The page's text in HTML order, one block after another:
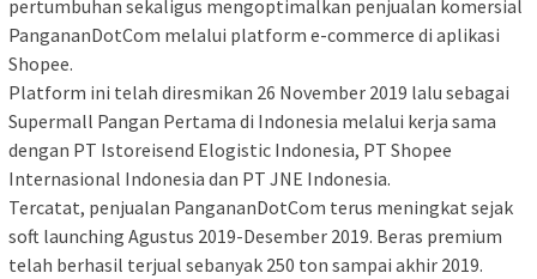
pertumbuhan sekaligus mengoptimalkan penjualan komersial
PangananDotCom melalui platform e-commerce di aplikasi
Shopee.
Platform ini telah diresmikan 26 November 2019 lalu sebagai
Supermall Pangan Pertama di Indonesia melalui kerja sama
dengan PT Istoreisend Elogistic Indonesia, PT Shopee
Internasional Indonesia dan PT JNE Indonesia.
Tercatat, penjualan PangananDotCom terus meningkat sejak
soft launching Agustus 2019-Desember 2019. Beras premium
telah berhasil terjual sebanyak 250 ton sampai akhir 2019.